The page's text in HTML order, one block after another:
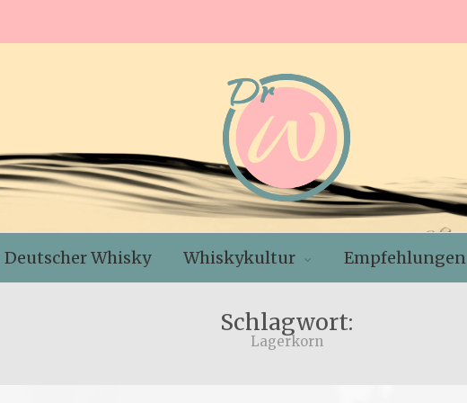
Deutscher Whisky Whiskykultur Empfehlungen
Schlagwort:
Lagerkorn